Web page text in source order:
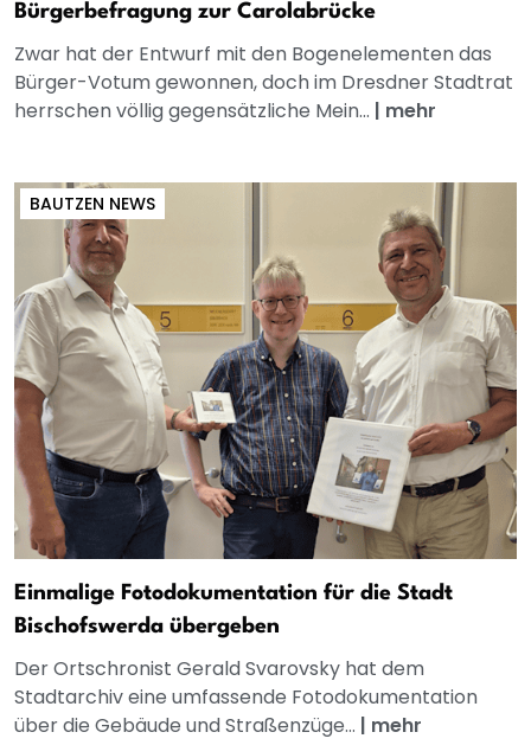
Bürgerbefragung zur Carolabrücke
Zwar hat der Entwurf mit den Bogenelementen das
Bürger-Votum gewonnen, doch im Dresdner Stadtrat
herrschen völlig gegensätzliche Mein... | mehr
BAUTZEN NEWS
Einmalige Fotodokumentation für die Stadt
Bischofswerda übergeben
Der Ortschronist Gerald Svarovsky hat dem
Stadtarchiv eine umfassende Fotodokumentation
über die Gebäude und Straßenzüge... | mehr